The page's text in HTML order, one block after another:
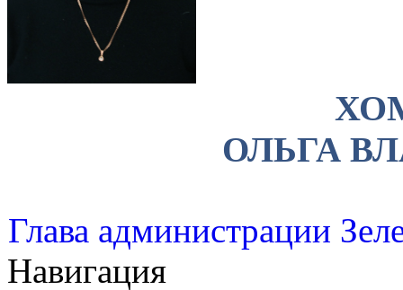
ОЛЬГА
Глава администрации
Навигация